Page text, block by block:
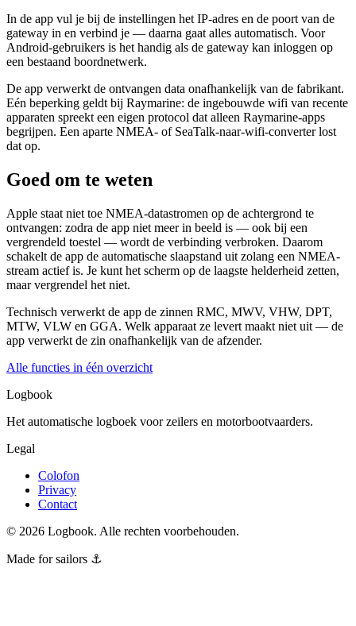
In de app vul je bij de instellingen het IP-adres en de poort van de
gateway in en verbind je — daarna gaat alles automatisch. Voor
Android-gebruikers is het handig als de gateway kan inloggen op
een bestaand boordnetwerk.
De app verwerkt de ontvangen data onafhankelijk van de fabrikant.
Eén beperking geldt bij Raymarine: de ingebouwde wifi van recente
apparaten spreekt een eigen protocol dat alleen Raymarine-apps
begrijpen. Een aparte NMEA- of SeaTalk-naar-wifi-converter lost
dat op.
Goed om te weten
Apple staat niet toe NMEA-datastromen op de achtergrond te
ontvangen: zodra de app niet meer in beeld is — ook bij een
vergrendeld toestel — wordt de verbinding verbroken. Daarom
schakelt de app de automatische slaapstand uit zolang een NMEA-
stream actief is. Je kunt het scherm op de laagste helderheid zetten,
maar vergrendel het niet.
Technisch verwerkt de app de zinnen RMC, MWV, VHW, DPT,
MTW, VLW en GGA. Welk apparaat ze levert maakt niet uit — de
app verwerkt de zin onafhankelijk van de afzender.
Alle functies in één overzicht
Logbook
Het automatische logboek voor zeilers en motorbootvaarders.
Legal
Colofon
Privacy
Contact
© 2026 Logbook. Alle rechten voorbehouden.
Made for sailors ⚓